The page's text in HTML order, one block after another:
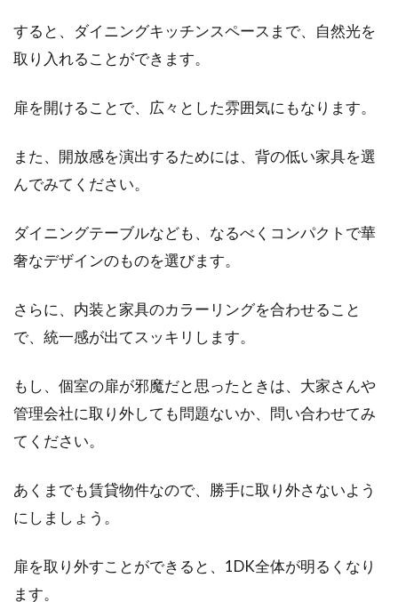
すると、ダイニングキッチンスペースまで、自然光を
取り入れることができます。
扉を開けることで、広々とした雰囲気にもなります。
また、開放感を演出するためには、背の低い家具を選
んでみてください。
ダイニングテーブルなども、なるべくコンパクトで華
奢なデザインのものを選びます。
さらに、内装と家具のカラーリングを合わせること
で、統一感が出てスッキリします。
もし、個室の扉が邪魔だと思ったときは、大家さんや
管理会社に取り外しても問題ないか、問い合わせてみ
てください。
あくまでも賃貸物件なので、勝手に取り外さないよう
にしましょう。
扉を取り外すことができると、1DK全体が明るくなり
ます。